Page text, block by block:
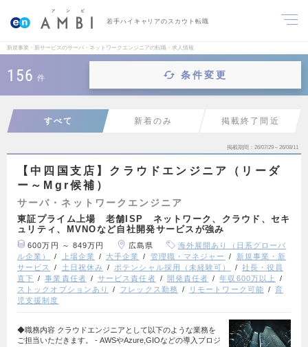
若手ハイキャリアのスカウト転職
新規事業・新サービスのサーバ・ネットワークエンジニアの転職・求人情報
156 件 条件変更
すべて 新着のみ 掲載終了間近
掲載期間 26/07/29～26/08/11
【中四国支店】クラウドエンジニア（リーダ
ー～Mgr候補）
サーバ・ネットワークエンジニア
東証プライム上場 老舗ISP ネットワーク、クラウド、セキ
ュリティ、MVNOなど自社開発サービスが強み
600万円 ～ 849万円 広島県
海外展開あり（日系グローバ
ル企業）
上場企業 大手企業 管理職・マネジャー
新規事業・新
サービス
土日祝休み ポテンシャル採用（未経験可）
社長・役員
直下
事業責任者 サービス責任者 開発責任者
年収600万以上
ストックオプションあり
フレックス勤務 リモートワーク可能
育
児支援制度
◆職務内容 クラウドエンジニアとして以下のような業務を
ご担当いただきます。 - AWSやAzure,GIOなどの導入プロジ